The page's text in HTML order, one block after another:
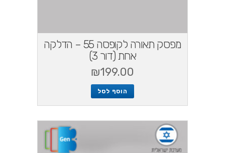
מפסק תאורה לקופסה 55 – הדלקה
אחת (דור 3)
₪199.00
הוסף לסל